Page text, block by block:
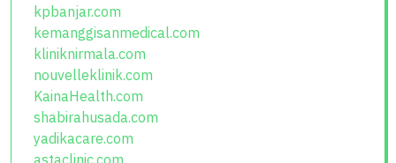
kpbanjar.com
kemanggisanmedical.com
kliniknirmala.com
nouvelleklinik.com
KainaHealth.com
shabirahusada.com
yadikacare.com
astaclinic.com